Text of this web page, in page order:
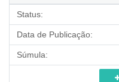
Status:
Data de Publicação:
Súmula: